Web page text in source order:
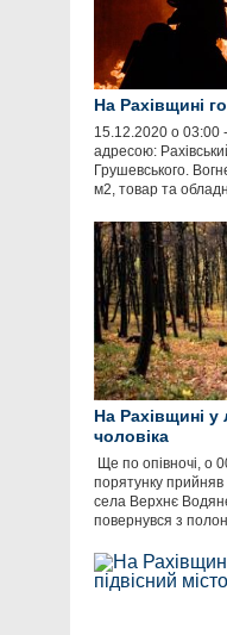
На Рахівщині
​15.12.2020 о 03:00
адресою:
Грушевського.
м2, товар та
На Рахівщині у
чоловіка
Ще по опівночі, о
порятунку
села Верхнє
повернувся з